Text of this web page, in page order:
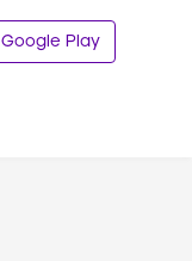
Google Play